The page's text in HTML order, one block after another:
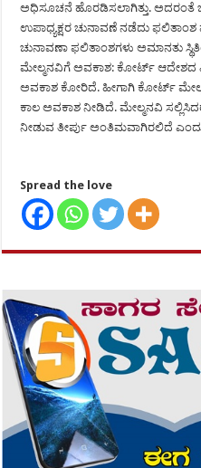
ಅಧಿಸೂಚನೆ ಹೊರಡಿಸಲಾಗಿತ್ತು. ಅದರಂತೆ
ಉಪಾಧ್ಯಕ್ಷರ ಚುನಾವಣೆ ನಡೆದು
ಚುನಾವಣಾ ಫಲಿತಾಂಶಗಳು ಅಮಾನತು
ಮೇಲ್ಮನವಿಗೆ ಅವಕಾಶ: ಕೋರ್ಟ್ ಆದೇಶದ
ಅವಕಾಶ ಕೋರಿದೆ. ಹೀಗಾಗಿ ಕೋರ್ಟ್
ಕಾಲ ಅವಕಾಶ ನೀಡಿದೆ. ಮೇಲ್ಮನವಿ
ನೀಡುವ ತೀರ್ಪು ಅಂತಿಮವಾಗಿರಲಿದೆ
Spread the love